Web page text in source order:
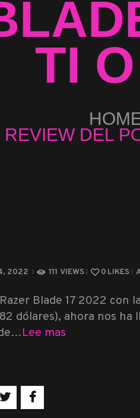
TI
REVIEW DEL
2022 111 VIEWS 0 LIKES
Blade 17 2022 con
dólares), ahora nos
Lee mas